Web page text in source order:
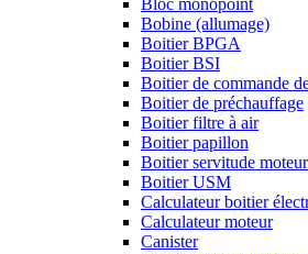
Bloc monopoint
Bobine (allumage)
Boitier BPGA
Boitier BSI
Boitier de commande
Boitier de préchauffage
Boitier filtre à air
Boitier papillon
Boitier servitude
Boitier USM
Calculateur boitier
Calculateur moteur
Canister